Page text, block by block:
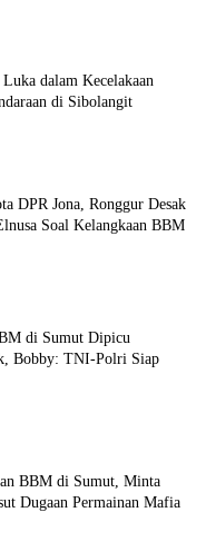
dalam Kecelakaan
di Sibolangit
DPR Jona, Ronggur Desak
Soal Kelangkaan BBM
di Sumut Dipicu
Bobby: TNI-Polri Siap
BBM di Sumut, Minta
Dugaan Permainan Mafia